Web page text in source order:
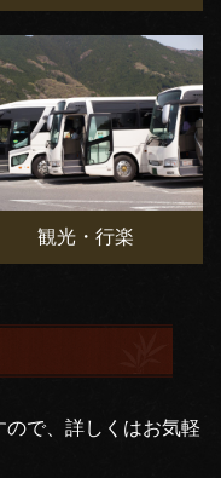
観光・行楽
で、詳しくはお気軽